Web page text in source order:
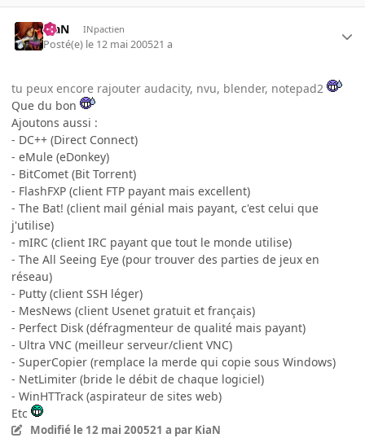
KiaN INpactien
Posté(e) le 12 mai 200521 a
tu peux encore rajouter audacity, nvu, blender, notepad2
Que du bon
Ajoutons aussi :
- DC++ (Direct Connect)
- eMule (eDonkey)
- BitComet (Bit Torrent)
- FlashFXP (client FTP payant mais excellent)
- The Bat! (client mail génial mais payant, c'est celui que
j'utilise)
- mIRC (client IRC payant que tout le monde utilise)
- The All Seeing Eye (pour trouver des parties de jeux en
réseau)
- Putty (client SSH léger)
- MesNews (client Usenet gratuit et français)
- Perfect Disk (défragmenteur de qualité mais payant)
- Ultra VNC (meilleur serveur/client VNC)
- SuperCopier (remplace la merde qui copie sous Windows)
- NetLimiter (bride le débit de chaque logiciel)
- WinHTTrack (aspirateur de sites web)
Etc
Modifié le 12 mai 200521 a par KiaN